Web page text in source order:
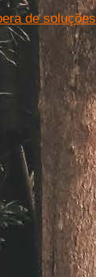
de soluções